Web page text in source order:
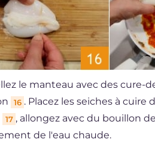
le manteau avec des cure-
16 . Placez les seiches à cuire
17 , allongez avec du bouillon
de l'eau chaude.